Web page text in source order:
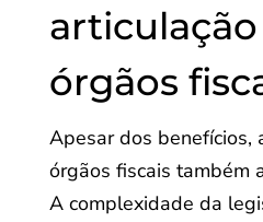
órgãos
Apesar dos benefícios,
órgãos fiscais também
A complexidade da